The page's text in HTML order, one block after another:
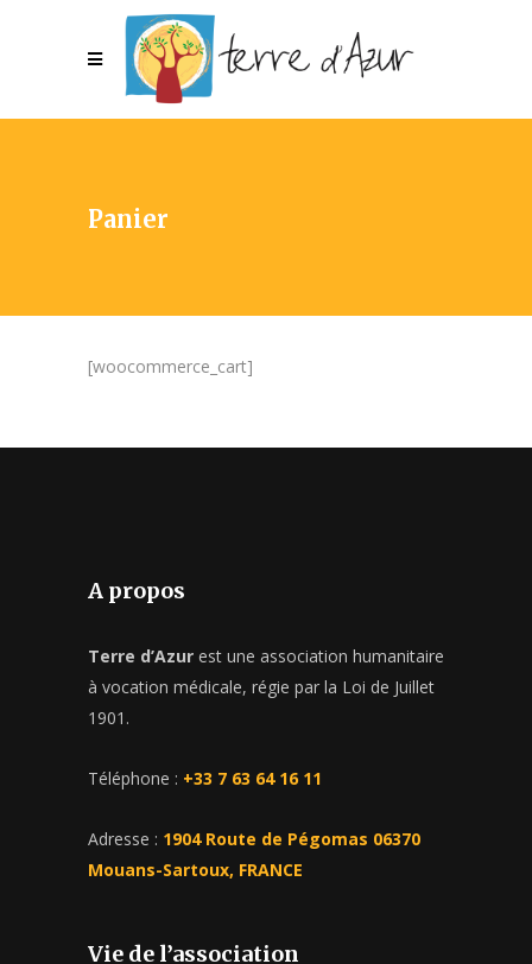
Panier
[woocommerce_cart]
A propos
Terre d’Azur est une association humanitaire
à vocation médicale, régie par la Loi de Juillet
1901.
Téléphone : +33 7 63 64 16 11
Adresse : 1904 Route de Pégomas 06370
Mouans-Sartoux, FRANCE
Vie de l’association